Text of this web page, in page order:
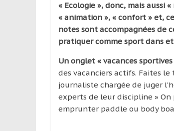
« Ecologie », donc, mais aussi
« animation », « confort » et,
notes sont accompagnées de
pratiquer comme sport dans
Un onglet « vacances sportives
des vacanciers actifs. Faites
journaliste chargée de juger
experts de leur discipline »
emprunter paddle ou body